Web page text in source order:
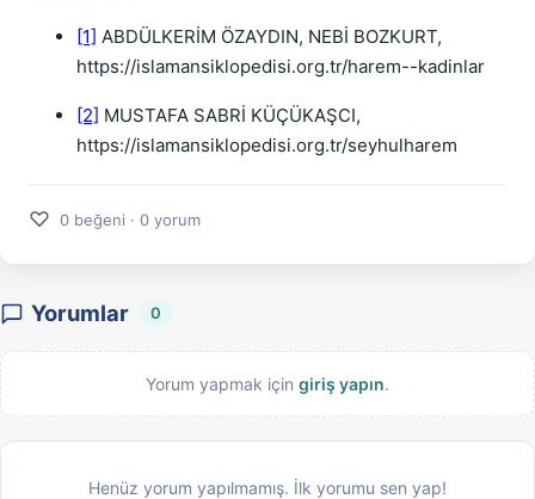
[1] ABDÜLKERİM ÖZAYDIN, NEBİ BOZKURT,
https://islamansiklopedisi.org.tr/harem--kadinlar
[2] MUSTAFA SABRİ KÜÇÜKAŞCI,
https://islamansiklopedisi.org.tr/seyhulharem
♡ 0 beğeni · 0 yorum
Yorumlar 0
Yorum yapmak için giriş yapın.
Henüz yorum yapılmamış. İlk yorumu sen yap!